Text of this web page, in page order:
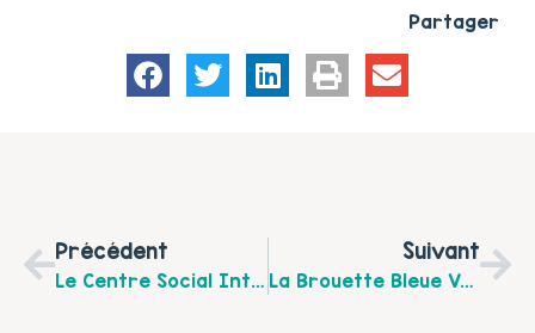
Partager
Précédent
Le Centre Social Inter-Générations À Longuenesse Recrute Une Coordonnatrice Ou Un Coordonnateur Parentalité
Suivant
La Brouette Bleue Vous Propose Son Programme De Janvier À Juillet 2021